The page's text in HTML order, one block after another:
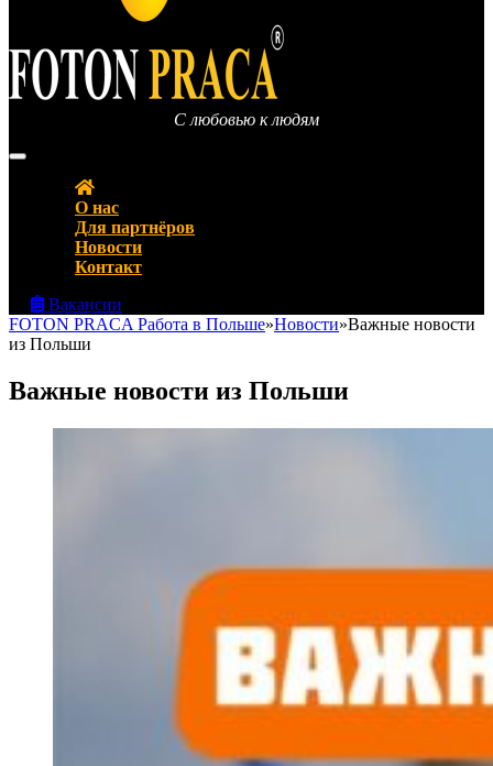
С любовью к людям
О нас
Для партнёров
Новости
Контакт
Вакансии
FOTON PRACA Работа в Польше»Новости»Важные новости
из Польши
Важные новости из Польши